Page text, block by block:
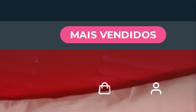
MAIS VENDIDOS